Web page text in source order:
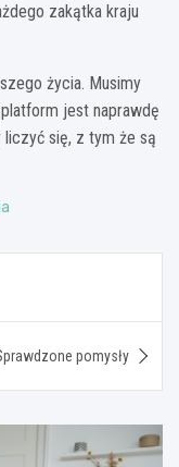
zakątka kraju
życia. Musimy
jest naprawdę
liczyć się, z tym że są
pomysły